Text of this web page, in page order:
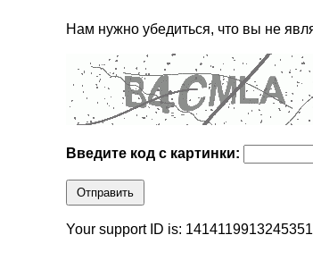
Нам нужно убедиться, что вы не
Введите код с картинки:
Отправить
Your support ID is: